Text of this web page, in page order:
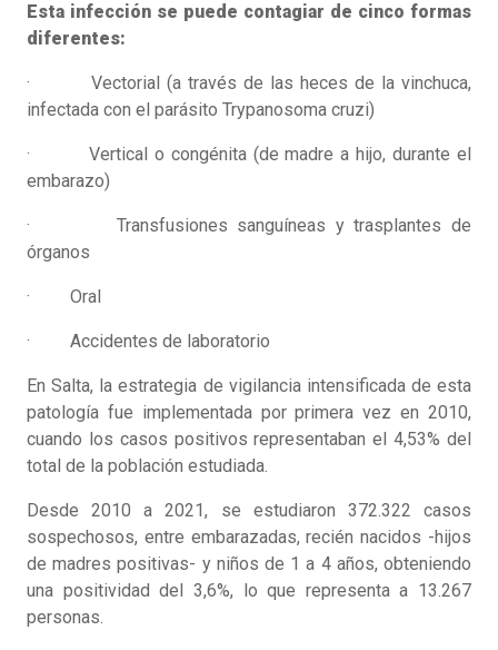
Esta infección se puede contagiar de cinco formas
diferentes:
· Vectorial (a través de las heces de la vinchuca,
infectada con el parásito Trypanosoma cruzi)
· Vertical o congénita (de madre a hijo, durante el
embarazo)
· Transfusiones sanguíneas y trasplantes de
órganos
· Oral
· Accidentes de laboratorio
En Salta, la estrategia de vigilancia intensificada de esta
patología fue implementada por primera vez en 2010,
cuando los casos positivos representaban el 4,53% del
total de la población estudiada.
Desde 2010 a 2021, se estudiaron 372.322 casos
sospechosos, entre embarazadas, recién nacidos -hijos
de madres positivas- y niños de 1 a 4 años, obteniendo
una positividad del 3,6%, lo que representa a 13.267
personas.